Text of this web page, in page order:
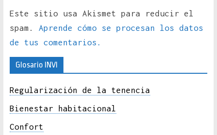
Este sitio usa Akismet para reducir el
spam. Aprende cómo se procesan los datos
de tus comentarios.
Glosario INVI
Regularización de la tenencia
Bienestar habitacional
Confort